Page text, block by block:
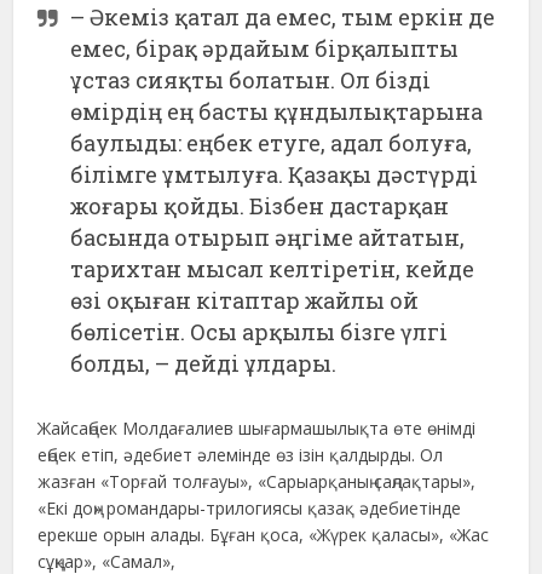
– Әкеміз қатал да емес, тым еркін де
емес, бірақ әрдайым бірқалыпты
ұстаз сияқты болатын. Ол бізді
өмірдің ең басты құндылықтарына
баулыды: еңбек етуге, адал болуға,
білімге ұмтылуға. Қазақы дәстүрді
жоғары қойды. Бізбен дастарқан
басында отырып әңгіме айтатын,
тарихтан мысал келтіретін, кейде
өзі оқыған кітаптар жайлы ой
бөлісетін. Осы арқылы бізге үлгі
болды, – дейді ұлдары.
Жайсаңбек Молдағалиев шығармашылықта өте өнімді
еңбек етіп, әдебиет әлемінде өз ізін қалдырды. Ол
жазған «Торғай толғауы», «Сарыарқаның саңлақтары»,
«Екі доң» романдары-трилогиясы қазақ әдебиетінде
ерекше орын алады. Бұған қоса, «Жүрек қаласы», «Жас
сұңқар», «Самал»,